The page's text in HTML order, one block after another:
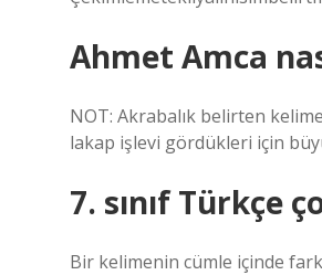
Ahmet Amca
NOT: Akrabalık belirten
lakap işlevi gördükleri için
7. sınıf Türkçe
Bir kelimenin cümle içinde